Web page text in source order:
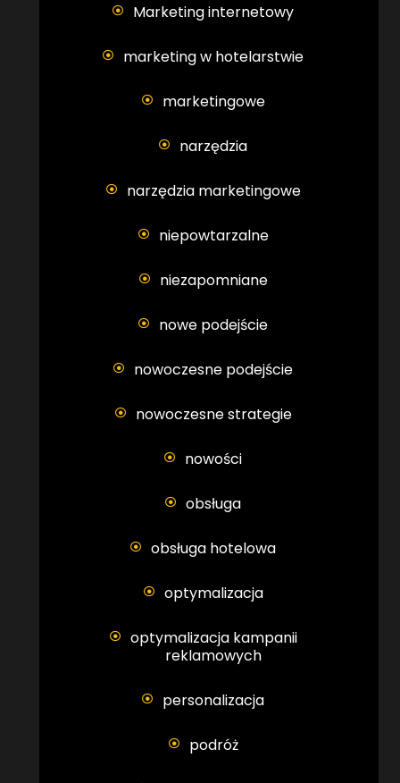
Marketing internetowy
marketing w hotelarstwie
marketingowe
narzędzia
narzędzia marketingowe
niepowtarzalne
niezapomniane
nowe podejście
nowoczesne podejście
nowoczesne strategie
nowości
obsługa
obsługa hotelowa
optymalizacja
optymalizacja kampanii
reklamowych
personalizacja
podróż